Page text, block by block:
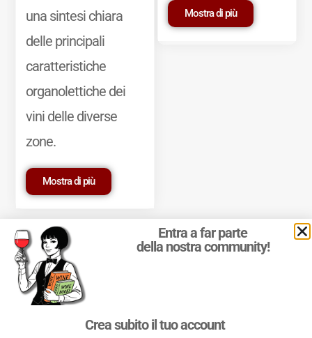
una sintesi chiara
delle principali
caratteristiche
organolettiche dei
vini delle diverse
zone.
Mostra di più
Mostra di più
Marchio Reg. | P.IVA 03921390245
Entra a far parte
della nostra community!
Crea subito il tuo account